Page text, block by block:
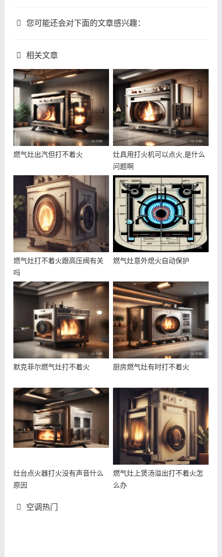
您可能还会对下面的文章感兴趣：
相关文章
燃气灶出汽但打不着火
灶具用打火机可以点火,是什么
问题啊
燃气灶打不着火跟高压阀有关
吗
燃气灶意外熄火自动保护
默克菲尔燃气灶打不着火 厨房燃气灶有时打不着火
灶台点火器打火没有声音什么
原因
燃气灶上煲汤溢出打不着火怎
么办
空调热门